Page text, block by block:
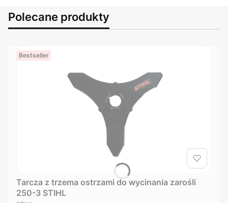
Polecane produkty
Bestseller
Tarcza z trzema ostrzami do wycinania zarośli
250-3 STIHL